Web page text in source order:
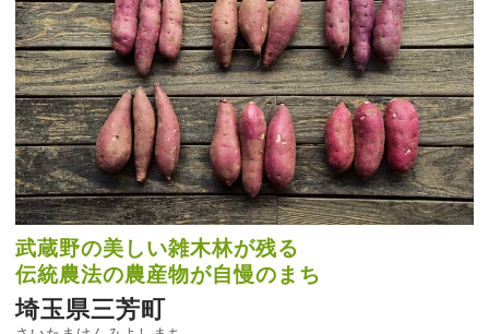
武蔵野の美しい雑木林が残る
伝統農法の農産物が自慢のまち
埼玉県三芳町